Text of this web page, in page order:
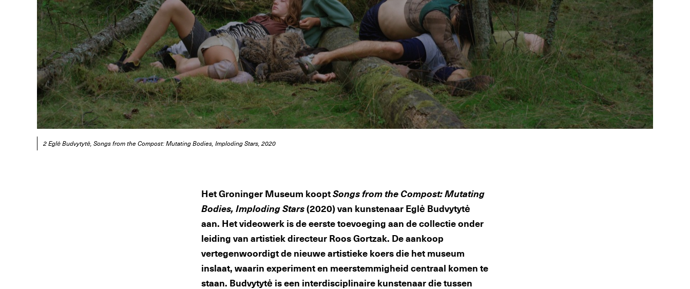
2 Eglė Budvytytė, Songs from the Compost: Mutating Bodies, Imploding Stars, 2020
Het Groninger Museum kooptSongs from the Compost: Mutating
Bodies, Imploding Stars(2020) van kunstenaar Eglė Budvytytė
aan. Het videowerk is de eerste toevoeging aan de collectie onder
leiding van artistiek directeur Roos Gortzak. De aankoop
vertegenwoordigt de nieuwe artistieke koers die het museum
inslaat, waarin experiment en meerstemmigheid centraal komen te
staan. Budvytytė is een interdisciplinaire kunstenaar die tussen